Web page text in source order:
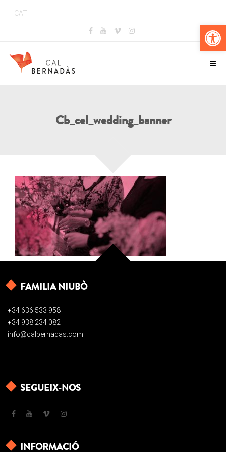
CAT
Cb_cel_wedding_banner
FAMILIA NIUBÒ
+34 636 533 958
+34 938 234 082
info@calbernadas.com
SEGUEIX-NOS
INFORMACIÓ